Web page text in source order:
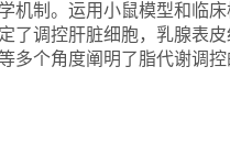
机制。运用小鼠模型和临
了调控肝脏细胞，乳腺表
多个角度阐明了脂代谢调